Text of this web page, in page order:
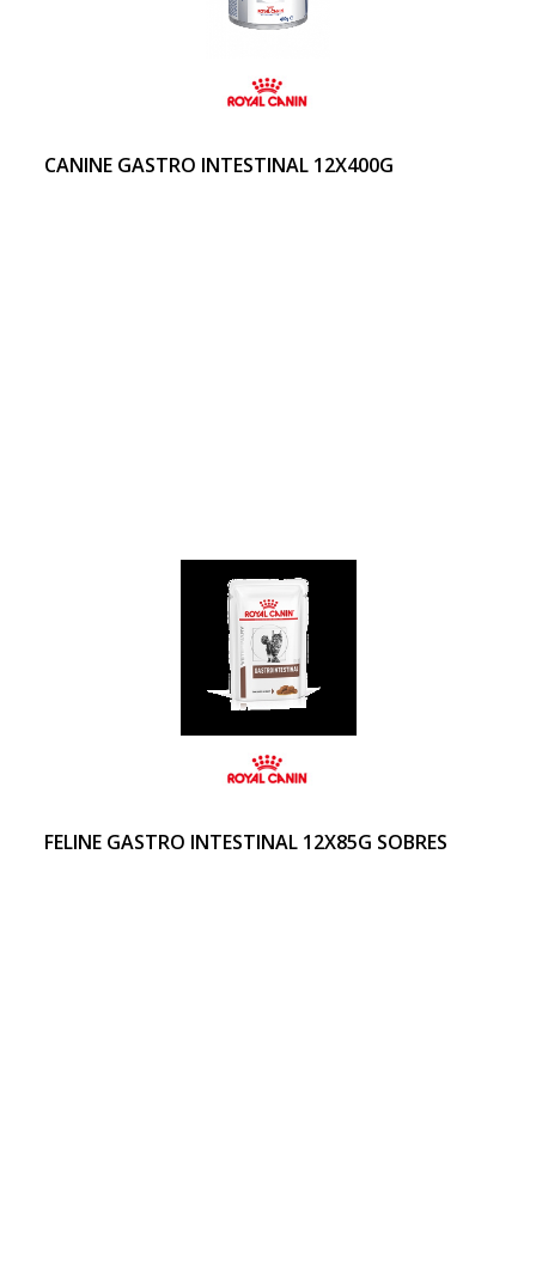
CANINE GASTRO INTESTINAL 12X400G
FELINE GASTRO INTESTINAL 12X85G SOBRES